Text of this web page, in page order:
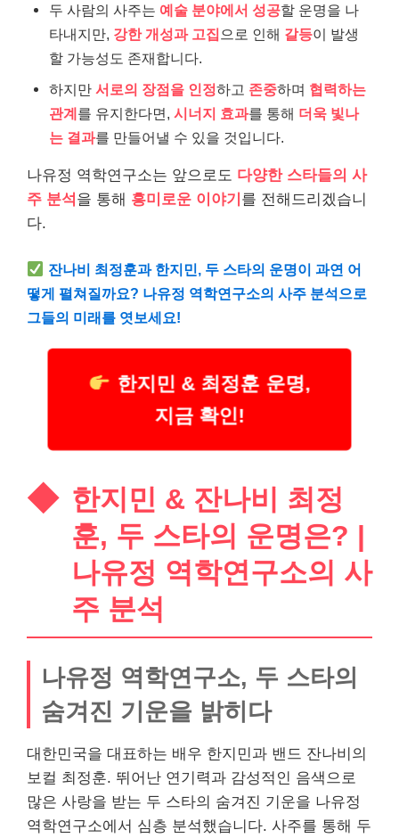
두 사람의 사주는 예술 분야에서 성공할 운명을 나
타내지만, 강한 개성과 고집 으로 인해 갈등이 발생
할 가능성도 존재합니다.
하지만 서로의 장점을 인정하고 존중하며 협력하는
관계를 유지한다면, 시너지 효과를 통해 더욱 빛나
는 결과를 만들어낼 수 있을 것입니다.
나유정 역학연구소는 앞으로도 다양한 스타들의 사
주 분석 을 통해 흥미로운 이야기 를 전해드리겠습니
다.
잔나비 최정훈과 한지민, 두 스타의 운명이 과연 어
떻게 펼쳐질까요? 나유정 역학연구소의 사주 분석으로
그들의 미래를 엿보세요!
한지민 & 최정훈 운명,
지금 확인!
한지민 & 잔나비 최정
훈, 두 스타의 운명은? |
나유정 역학연구소의 사
주 분석
나유정 역학연구소, 두 스타의
숨겨진 기운을 밝히다
대한민국을 대표하는 배우 한지민과 밴드 잔나비의
보컬 최정훈. 뛰어난 연기력과 감성적인 음색으로
많은 사랑을 받는 두 스타의 숨겨진 기운을 나유정
역학연구소에서 심층 분석했습니다. 사주를 통해 두